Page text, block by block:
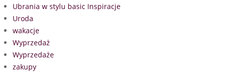
Ubrania w stylu basic Inspiracje
Uroda
wakacje
Wyprzedaż
Wyprzedaże
zakupy